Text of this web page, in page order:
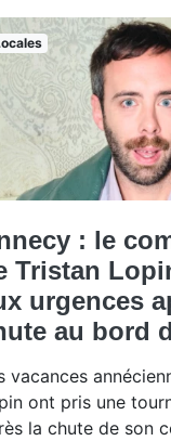
: le
Tristan
urgences
au bord
vacances
ont pris une
la chute de son